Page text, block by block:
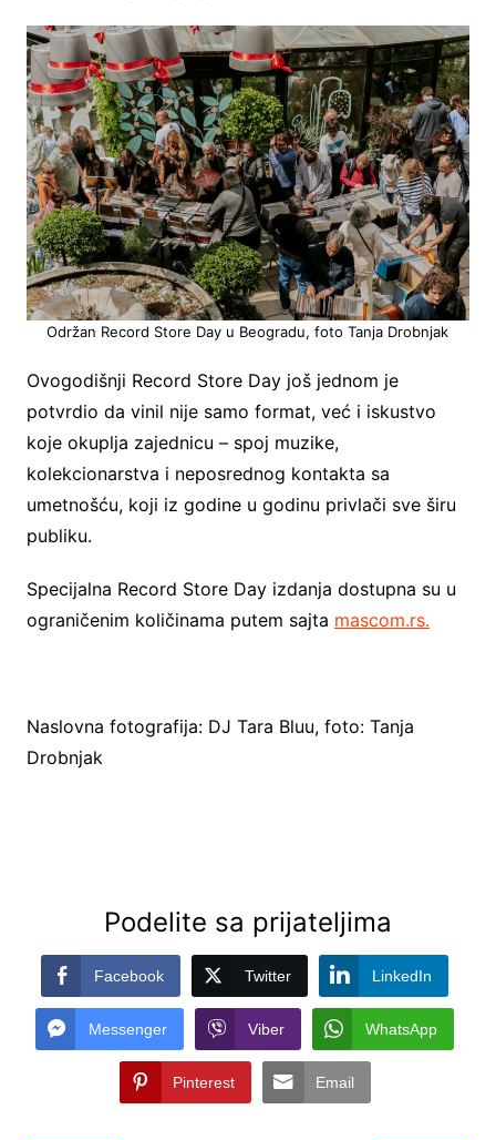
Održan Record Store Day u Beogradu, foto Tanja Drobnjak
Ovogodišnji Record Store Day još jednom je
potvrdio da vinil nije samo format, već i iskustvo
koje okuplja zajednicu – spoj muzike,
kolekcionarstva i neposrednog kontakta sa
umetnošću, koji iz godine u godinu privlači sve širu
publiku.
Specijalna Record Store Day izdanja dostupna su u
ograničenim količinama putem sajta mascom.rs.
Naslovna fotografija: DJ Tara Bluu, foto: Tanja
Drobnjak
Podelite sa prijateljima
Facebook Twitter LinkedIn
Messenger Viber WhatsApp
Pinterest Email